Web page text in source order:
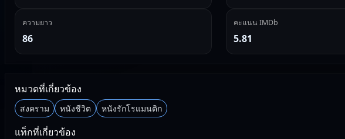
ความยาว
86
คะแนน IMDb
5.81
หมวดที่เกี่ยวข้อง
สงคราม หนังชีวิต หนังรักโรแมนติก
แท็กที่เกี่ยวข้อง